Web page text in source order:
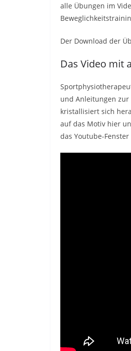
alle Übungen im
Der Download der
Das Video mit
und Anleitungen
kristallisiert sich
auf das Motiv hier
das Youtube-